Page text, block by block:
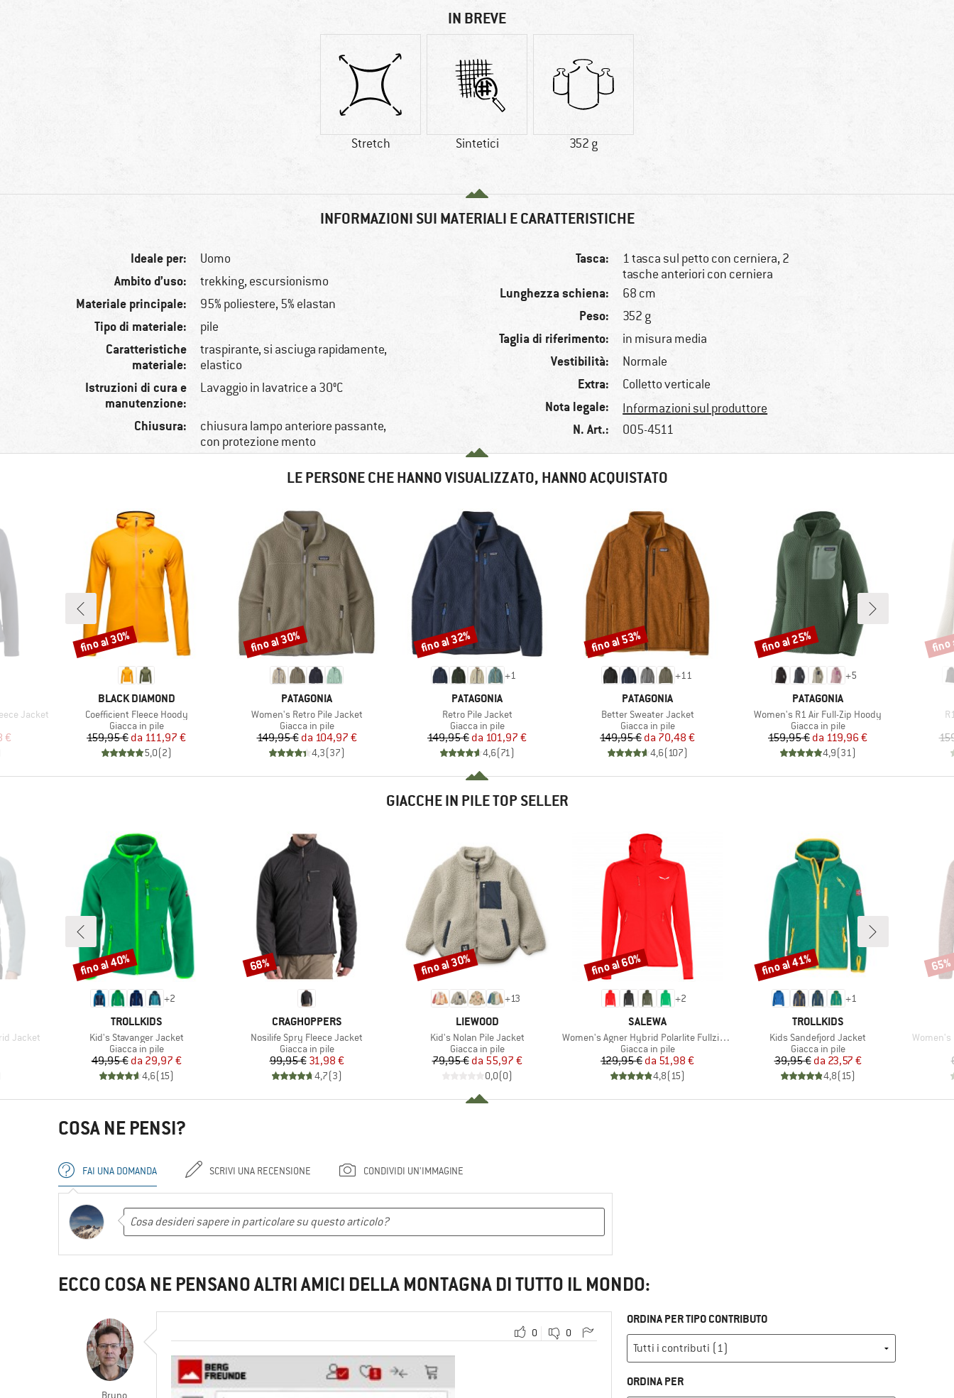
IN BREVE
Stretch Sintetici 352 g
INFORMAZIONI SUI MATERIALI E CARATTERISTICHE
Ideale per: Uomo
Ambito d’uso: trekking, escursionismo
Materiale principale: 95% poliestere, 5% elastan
Tipo di materiale: pile
Caratteristiche
materiale:
traspirante, si asciuga rapidamente,
elastico
Istruzioni di cura e
manutenzione:
Lavaggio in lavatrice a 30°C
Chiusura:
chiusura lampo anteriore passante,
con protezione mento
Tasca:
1 tasca sul petto con cerniera, 2
tasche anteriori con cerniera
Lunghezza schiena: 68 cm
Peso: 352 g
Taglia di riferimento: in misura media
Vestibilità: Normale
Extra: Colletto verticale
Nota legale: Informazioni sul produttore
N. Art.: 005-4511
LE PERSONE CHE HANNO VISUALIZZATO, HANNO ACQUISTATO
Jacket
€
MARCHIO
BLACK DIAMOND
Articolo
Coefficient Fleece Hoody
Gruppo di prodotti
Giacca in pile
Prezzo
159,95 € Prezzo ridotto
da 111,97 €
5,0(2)
Sconto
fino al 30%
MARCHIO
PATAGONIA
Articolo
Women's Retro Pile Jacket
Gruppo di prodotti
Giacca in pile
Prezzo
149,95 € Prezzo ridotto
da 104,97 €
4,3(37)
Sconto
fino al 30%
+1
MARCHIO
PATAGONIA
Articolo
Retro Pile Jacket
Gruppo di prodotti
Giacca in pile
Prezzo
149,95 € Prezzo ridotto
da 101,97 €
4,6(71)
Sconto
fino al 32%
+11
MARCHIO
PATAGONIA
Articolo
Better Sweater Jacket
Gruppo di prodotti
Giacca in pile
Prezzo
149,95 € Prezzo ridotto
da 70,48 €
4,6(107)
Sconto
fino al 53%
+5
MARCHIO
PATAGONIA
Articolo
Women's R1 Air Full-Zip Hoody
Gruppo di prodotti
Giacca in pile
Prezzo
159,95 € Prezzo ridotto
da 119,96 €
4,9(31)
Sconto
fino al 25% fino
GIACCHE IN PILE TOP SELLER
Jacket
+2
MARCHIO
TROLLKIDS
Articolo
Kid's Stavanger Jacket
Gruppo di prodotti
Giacca in pile
Prezzo
49,95 € Prezzo ridotto
da 29,97 €
4,6(15)
Sconto
fino al 40%
MARCHIO
CRAGHOPPERS
Articolo
Nosilife Spry Fleece Jacket
Gruppo di prodotti
Giacca in pile
Prezzo
99,95 €Prezzo ridotto
31,98 €
4,7(3)
Sconto
68%
+13
MARCHIO
LIEWOOD
Articolo
Kid's Nolan Pile Jacket
Gruppo di prodotti
Giacca in pile
Prezzo
79,95 € Prezzo ridotto
da 55,97 €
0,0(0)
Sconto
fino al 30%
+2
MARCHIO
SALEWA
Articolo
Women's Agner Hybrid Polarlite Fullzip Hoody
Gruppo di prodotti
Giacca in pile
Prezzo
129,95 € Prezzo ridotto
da 51,98 €
4,8(15)
Sconto
fino al 60%
+1
MARCHIO
TROLLKIDS
Articolo
Kids Sandefjord Jacket
Gruppo di prodotti
Giacca in pile
Prezzo
39,95 € Prezzo ridotto
da 23,57 €
4,8(15)
Sconto
fino al 41%
Articolo
Women's
65%
COSA NE PENSI?
FAI UNA DOMANDA SCRIVI UNA RECENSIONE CONDIVIDI UN'IMMAGINE
ECCO COSA NE PENSANO ALTRI AMICI DELLA MONTAGNA DI TUTTO IL MONDO:
Bruno
0 0
ORDINA PER TIPO CONTRIBUTO
ORDINA PER